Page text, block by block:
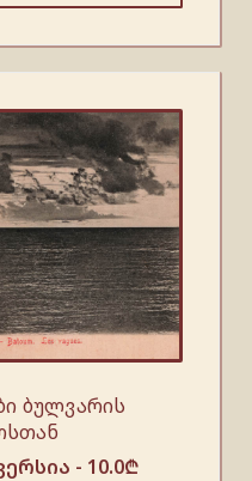
ბულვარის
- 10.0₾